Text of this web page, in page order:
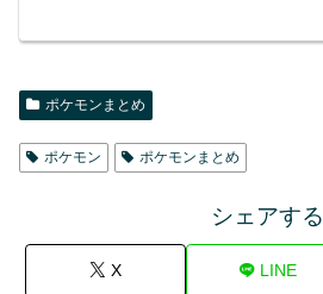
ポケモンまとめ
ポケモン ポケモンまとめ
シェアする
X LINE